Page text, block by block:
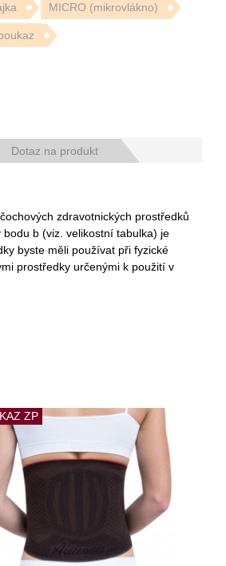
MICRO (mikrovlákno)
Dotaz na produkt
zdravotnických prostředků
b (viz. velikostní tabulka) je
byste měli používat při fyzické
prostředky určenými k použití v
ZP